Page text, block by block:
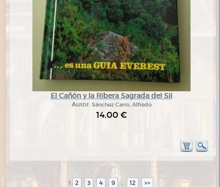
El Cañón y la Ribera Sagrada del Sil
Autor: Sánchez Carro, Alfredo
14,00 €
1 2 3 4 9 ... 12 >>